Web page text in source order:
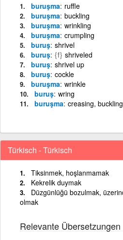
buruşma ruffle
buruşma buckling
buruşma wrinkling
buruşma crumpling
buruş shrivel
buruş {f} shriveled
buruş shrivel up
buruş cockle
buruşma wrinkle
buruş wring
buruşma creasing, buckling
Türkisch - Türkisch
Tiksinmek, hoşlanmamak
Kekrelik duymak
Düzgünlüğü bozulmak,
olmak
Relevante Übersetzungen